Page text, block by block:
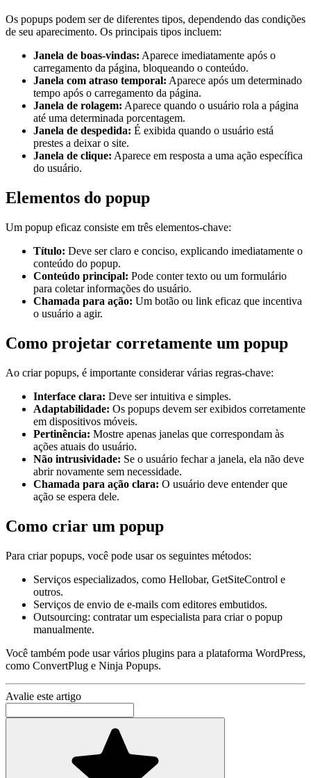
Os popups podem ser de diferentes tipos, dependendo das condições
de seu aparecimento. Os principais tipos incluem:
Janela de boas-vindas: Aparece imediatamente após o
carregamento da página, bloqueando o conteúdo.
Janela com atraso temporal: Aparece após um determinado
tempo após o carregamento da página.
Janela de rolagem: Aparece quando o usuário rola a página
até uma determinada porcentagem.
Janela de despedida: É exibida quando o usuário está
prestes a deixar o site.
Janela de clique: Aparece em resposta a uma ação específica
do usuário.
Elementos do popup
Um popup eficaz consiste em três elementos-chave:
Título: Deve ser claro e conciso, explicando imediatamente o
conteúdo do popup.
Conteúdo principal: Pode conter texto ou um formulário
para coletar informações do usuário.
Chamada para ação: Um botão ou link eficaz que incentiva
o usuário a agir.
Como projetar corretamente um popup
Ao criar popups, é importante considerar várias regras-chave:
Interface clara: Deve ser intuitiva e simples.
Adaptabilidade: Os popups devem ser exibidos corretamente
em dispositivos móveis.
Pertinência: Mostre apenas janelas que correspondam às
ações atuais do usuário.
Não intrusividade: Se o usuário fechar a janela, ela não deve
abrir novamente sem necessidade.
Chamada para ação clara: O usuário deve entender que
ação se espera dele.
Como criar um popup
Para criar popups, você pode usar os seguintes métodos:
Serviços especializados, como Hellobar, GetSiteControl e
outros.
Serviços de envio de e-mails com editores embutidos.
Outsourcing: contratar um especialista para criar o popup
manualmente.
Você também pode usar vários plugins para a plataforma WordPress,
como ConvertPlug e Ninja Popups.
Avalie este artigo